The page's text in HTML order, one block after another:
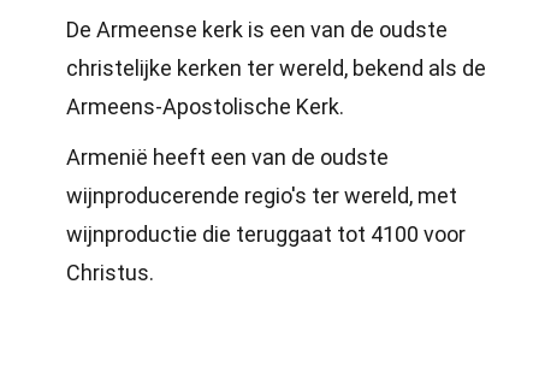
De Armeense kerk is een van de oudste
christelijke kerken ter wereld, bekend als de
Armeens-Apostolische Kerk.
Armenië heeft een van de oudste
wijnproducerende regio's ter wereld, met
wijnproductie die teruggaat tot 4100 voor
Christus.